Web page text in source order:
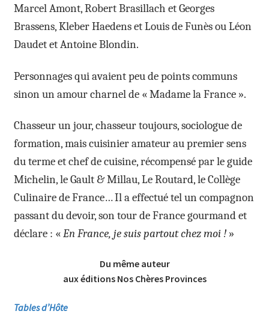
Marcel Amont, Robert Brasillach et Georges
Brassens, Kleber Haedens et Louis de Funès ou Léon
Daudet et Antoine Blondin.
Personnages qui avaient peu de points communs
sinon un amour charnel de « Madame la France ».
Chasseur un jour, chasseur toujours, sociologue de
formation, mais cuisinier amateur au premier sens
du terme et chef de cuisine, récompensé par le guide
Michelin, le Gault & Millau, Le Routard, le Collège
Culinaire de France… Il a effectué tel un compagnon
passant du devoir, son tour de France gourmand et
déclare : «En France, je suis partout chez moi !»
Du même auteur
aux éditions Nos Chères Provinces
Tables d’Hôte